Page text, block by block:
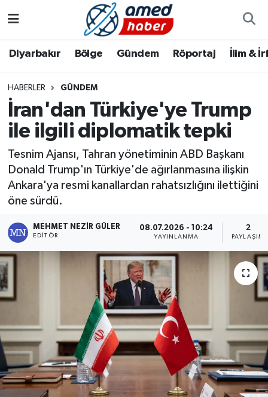
Diyarbakır Bölge Gündem Röportaj İlim &
HABERLER GÜNDEM
İran'dan Türkiye'ye Trump
ile ilgili diplomatik tepki
Tesnim Ajansı, Tahran yönetiminin ABD Başkanı
Donald Trump'ın Türkiye'de ağırlanmasına ilişkin
Ankara'ya resmi kanallardan rahatsızlığını ilettiğini
öne sürdü.
MEHMET NEZIR GÜLER
EDITÖR
08.07.2026 - 10:24
YAYINLANMA
2
PAYLAŞIM
Bölge
Röportaj
Foto Galeri
Yazarlar
Aile
Asayiş
Bilim & Teknoloji
Bölge
Dünya
Eğitim
Gündem
İlim & İrfan
Diyarbakır Hava Durumu
Diyarbakır Namaz Vakitleri
Diyarbakır Trafik Yoğunluk Haritası
Süper Lig Puan Durumu ve Fikstür
Tüm Manşetler
Son Dakika Haberleri